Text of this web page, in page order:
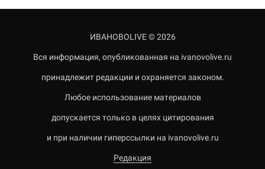
ИВАНОВОLIVE © 2026
Вся информация, опубликованная на ivanovolive.ru
принадлежит редакции и охраняется законом.
Любое использование материалов
допускается только в целях цитирования
и при наличии гиперссылки на ivanovolive.ru
Редакция